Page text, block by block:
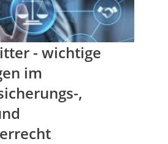
- wichtige
im
,